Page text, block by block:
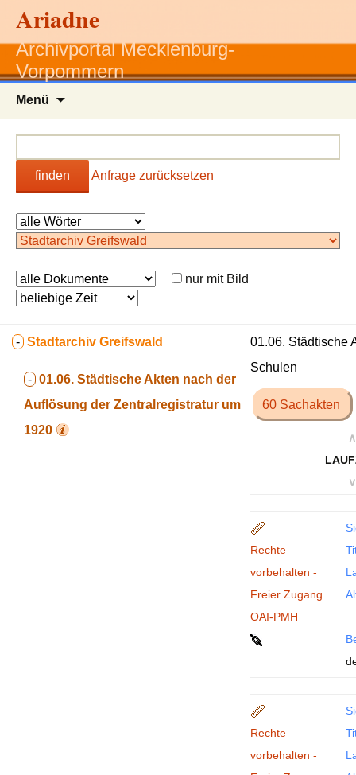
Ariadne
Archivportal Mecklenburg-
Vorpommern
Menü
finden Anfrage zurücksetzen
nur mit Bild
- Stadtarchiv Greifswald
- 01.06. Städtische Akten nach der
Auflösung der Zentralregistratur um
1920
01.06. Städtische
Schulen
60 Sachakten
∧
∨
Rechte
vorbehalten -
Freier Zugang
OAI-PMH
Rechte
vorbehalten -